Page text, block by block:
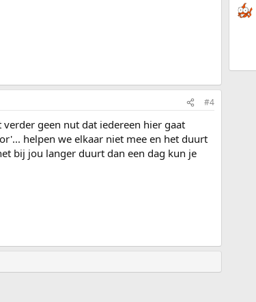
#4
geen nut dat iedereen hier gaat
helpen we elkaar niet mee en het duurt
bij jou langer duurt dan een dag kun je